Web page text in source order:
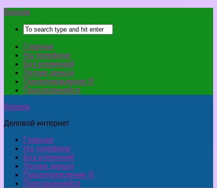
Верняк
Главная
На телефоне
Без вложений
Легкие деньги
Предупреждение !!!
Присоединяйся
Верняк
Деловой интернет
Главная
На телефоне
Без вложений
Легкие деньги
Предупреждение !!!
Присоединяйся